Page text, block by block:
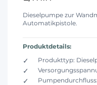
Dieselpumpe zur
Automatikpistole.
Produktdetails:
Produkttyp: